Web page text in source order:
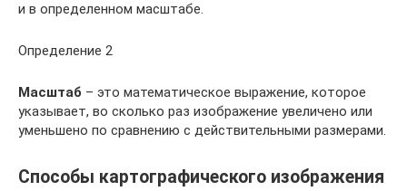
и в определенном масштабе.
Определение 2
Масштаб – это математическое выражение, которое
указывает, во сколько раз изображение увеличено или
уменьшено по сравнению с действительными размерами.
Способы картографического изображения